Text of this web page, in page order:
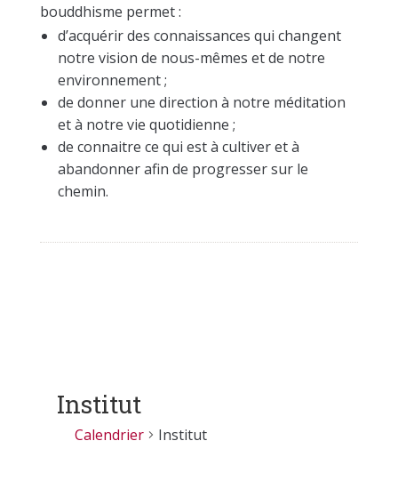
bouddhisme permet :
d’acquérir des connaissances qui changent
notre vision de nous-mêmes et de notre
environnement ;
de donner une direction à notre méditation
et à notre vie quotidienne ;
de connaitre ce qui est à cultiver et à
abandonner afin de progresser sur le
chemin.
Institut
Calendrier Institut